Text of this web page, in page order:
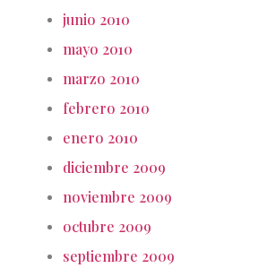
junio 2010
mayo 2010
marzo 2010
febrero 2010
enero 2010
diciembre 2009
noviembre 2009
octubre 2009
septiembre 2009